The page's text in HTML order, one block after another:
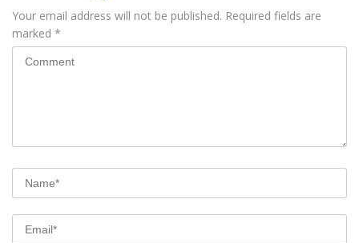
Your email address will not be published. Required fields are
marked *